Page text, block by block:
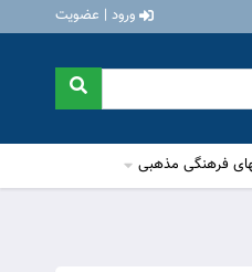
ورود | عضویت
فرهنگی مذهبی